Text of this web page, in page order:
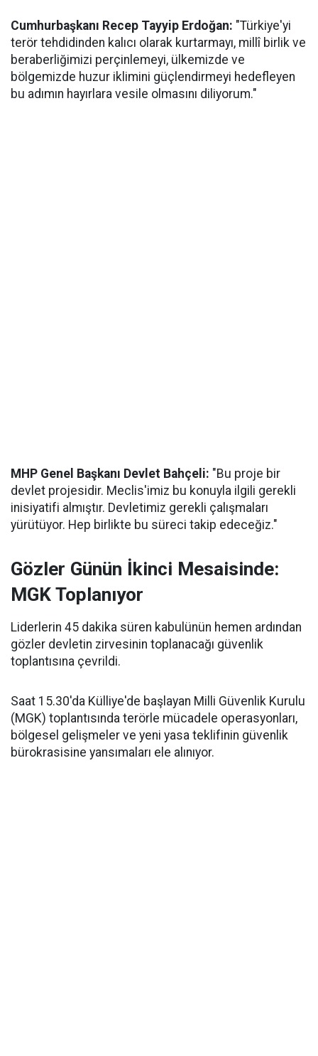
Cumhurbaşkanı Recep Tayyip Erdoğan: "Türkiye'yi
terör tehdidinden kalıcı olarak kurtarmayı, millî birlik ve
beraberliğimizi perçinlemeyi, ülkemizde ve
bölgemizde huzur iklimini güçlendirmeyi hedefleyen
bu adımın hayırlara vesile olmasını diliyorum."
MHP Genel Başkanı Devlet Bahçeli: "Bu proje bir
devlet projesidir. Meclis'imiz bu konuyla ilgili gerekli
inisiyatifi almıştır. Devletimiz gerekli çalışmaları
yürütüyor. Hep birlikte bu süreci takip edeceğiz."
Gözler Günün İkinci Mesaisinde:
MGK Toplanıyor
Liderlerin 45 dakika süren kabulünün hemen ardından
gözler devletin zirvesinin toplanacağı güvenlik
toplantısına çevrildi.
Saat 15.30'da Külliye'de başlayan Milli Güvenlik Kurulu
(MGK) toplantısında terörle mücadele operasyonları,
bölgesel gelişmeler ve yeni yasa teklifinin güvenlik
bürokrasisine yansımaları ele alınıyor.